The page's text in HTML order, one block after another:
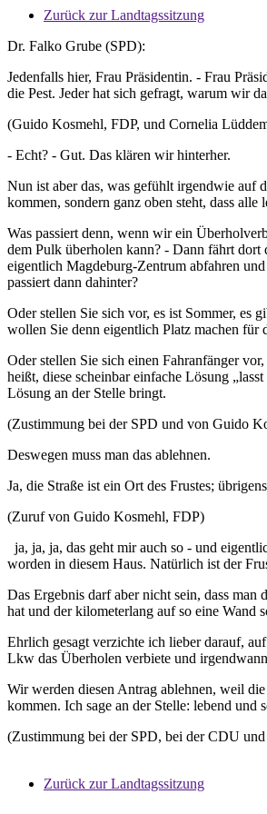
Zurück zur Landtagssitzung
Dr. Falko Grube (SPD):
Jedenfalls hier, Frau Präsidentin. - Frau
die Pest. Jeder hat sich gefragt, warum wir
(Guido Kosmehl, FDP, und Cornelia
- Echt? - Gut. Das klären wir hinterher.
Nun ist aber das, was gefühlt irgendwie auf
kommen, sondern ganz oben steht, dass
Was passiert denn, wenn wir ein
dem Pulk überholen kann? - Dann fährt
eigentlich Magdeburg-Zentrum abfahren
passiert dann dahinter?
Oder stellen Sie sich vor, es ist Sommer,
wollen Sie denn eigentlich Platz machen für
Oder stellen Sie sich einen Fahranfänger
heißt, diese scheinbar einfache Lösung
Lösung an der Stelle bringt.
(Zustimmung bei der SPD und von Guido
Deswegen muss man das ablehnen.
Ja, die Straße ist ein Ort des Frustes;
(Zuruf von Guido Kosmehl, FDP)
ja, ja, ja, das geht mir auch so - und
worden in diesem Haus. Natürlich ist der
Das Ergebnis darf aber nicht sein, dass
hat und der kilometerlang auf so eine Wand
Ehrlich gesagt verzichte ich lieber darauf,
Lkw das Überholen verbiete und
Wir werden diesen Antrag ablehnen, weil
kommen. Ich sage an der Stelle: lebend
(Zustimmung bei der SPD, bei der CDU
Zurück zur Landtagssitzung